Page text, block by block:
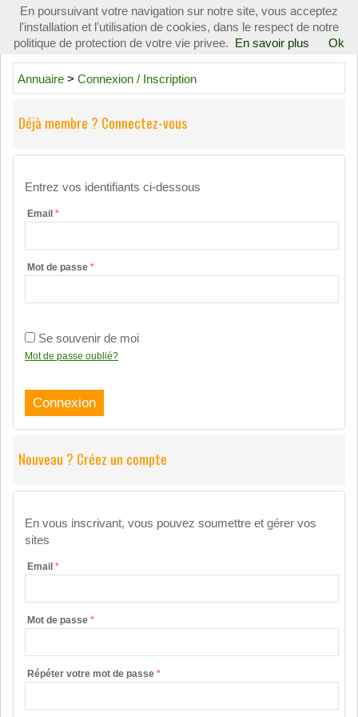
Toggle
Annuaire > Connexion / Inscription
Déjà membre ? Connectez-vous
Entrez vos identifiants ci-dessous
Email *
Mot de passe *
Se souvenir de moi
Mot de passe oublié?
Nouveau ? Créez un compte
En vous inscrivant, vous pouvez soumettre et gérer vos
sites
Email *
Mot de passe *
Répéter votre mot de passe *
En poursuivant votre navigation sur notre site, vous acceptez
l'installation et l'utilisation de cookies, dans le respect de notre
politique de protection de votre vie privee.
En savoir plus Ok